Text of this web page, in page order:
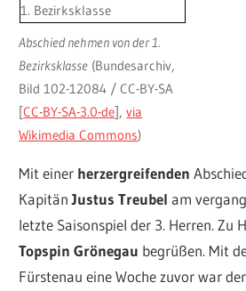
Abschied nehmen von der 1.
Bezirksklasse (Bundesarchiv,
Bild 102-12084 / CC-BY-SA
[CC-BY-SA-3.0-de],via
Wikimedia Commons)
Mit einer herzergreifenden
KapitänJustus Treubelam
letzte Saisonspiel der 3. Herren. Zu
Topspin Grönegau begrüßen. Mit
Fürstenau eine Woche zuvor war